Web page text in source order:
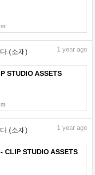
.(소재) 1 year ago
STUDIO ASSETS
.(소재) 1 year ago
CLIP STUDIO ASSETS